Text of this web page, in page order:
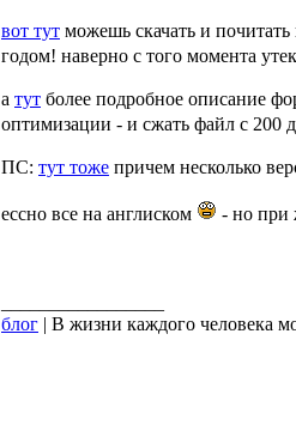
вот тут можешь скачать и
годом! наверно с того момента
а тут более подробное описание
оптимизации - и сжать файл с 200
ПС: тут тоже причем несколько
ессно все на англиском - но при
блог | В жизни каждого человека